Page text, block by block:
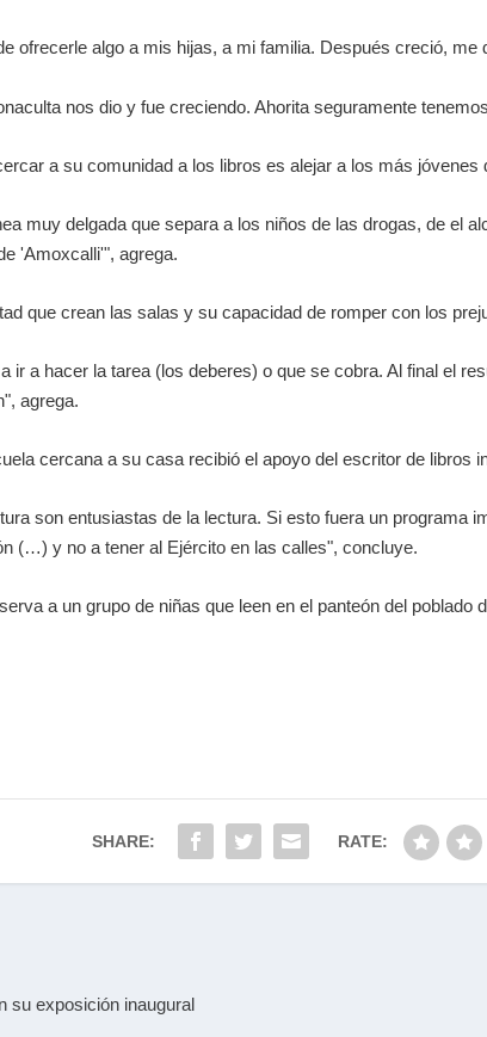
ofrecerle algo a mis hijas, a mi familia. Después creció,
nos dio y fue creciendo. Ahorita seguramente
a su comunidad a los libros es alejar a los más jóvenes
muy delgada que separa a los niños de las drogas, de el
'Amoxcalli'", agrega.
que crean las salas y su capacidad de romper con los
ir a hacer la tarea (los deberes) o que se cobra. Al final el
agrega.
cercana a su casa recibió el apoyo del escritor de libros
son entusiastas de la lectura. Si esto fuera un programa
(…) y no a tener al Ejército en las calles", concluye.
a un grupo de niñas que leen en el panteón del poblado
SHARE: RATE:
su exposición inaugural